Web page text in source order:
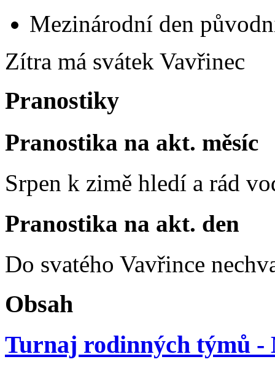
Mezinárodní den
Zítra má svátek Vavřinec
Pranostiky
Pranostika na akt. měsíc
Srpen k zimě hledí a rád
Pranostika na akt. den
Do svatého Vavřince
Obsah
Turnaj rodinných týmů